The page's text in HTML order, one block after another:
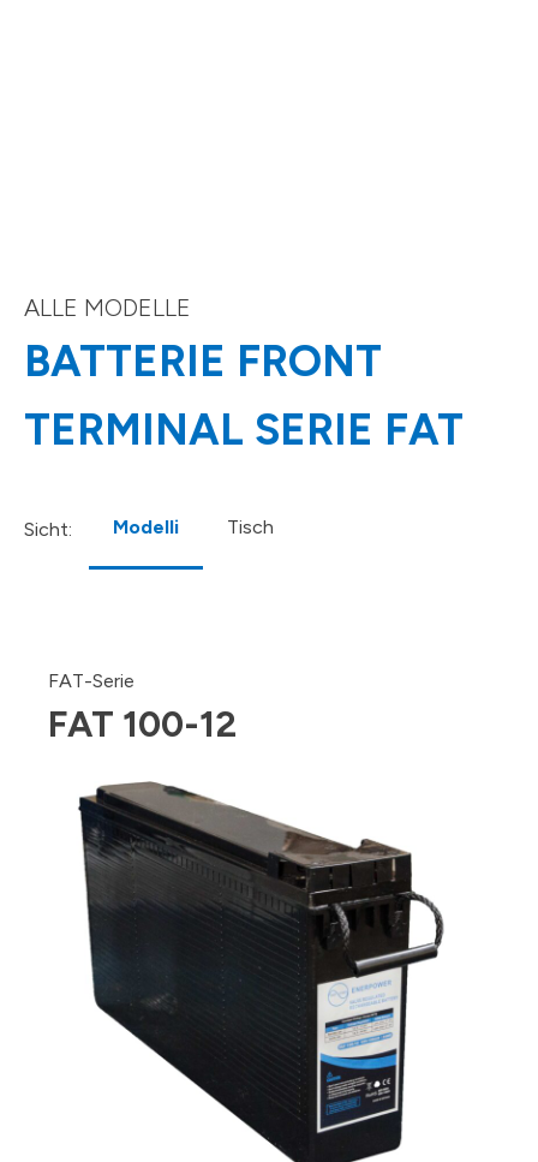
ALLE MODELLE
BATTERIE FRONT
TERMINAL SERIE FAT
Sicht: Modelli Tisch
FAT-Serie
FAT 100-12